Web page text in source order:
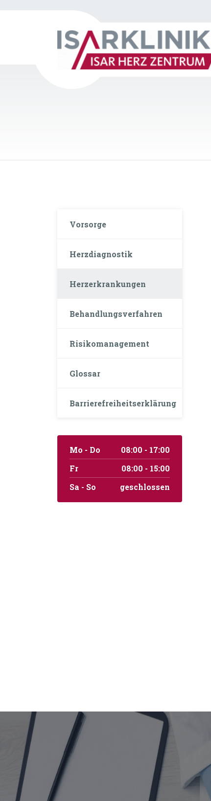
Vorsorge
Herzdiagnostik
Herzerkrankungen
Behandlungsverfahren
Risikomanagement
Glossar
Barrierefreiheitserklärung
Mo - Do
08:00 - 17:00
Fr
08:00 - 15:00
Sa - So
geschlossen